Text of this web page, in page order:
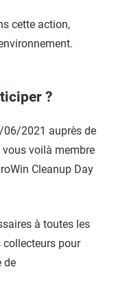
cette action,
?
06/2021 auprès de
vous voilà membre
Cleanup Day
à toutes les
pour
de